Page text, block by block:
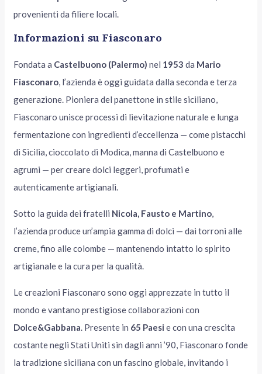
provenienti da filiere locali.
Informazioni su Fiasconaro
Fondata a Castelbuono (Palermo) nel 1953 da Mario
Fiasconaro, l’azienda è oggi guidata dalla seconda e terza
generazione. Pioniera del panettone in stile siciliano,
Fiasconaro unisce processi di lievitazione naturale e lunga
fermentazione con ingredienti d’eccellenza — come pistacchi
di Sicilia, cioccolato di Modica, manna di Castelbuono e
agrumi — per creare dolci leggeri, profumati e
autenticamente artigianali.
Sotto la guida dei fratelli Nicola, Fausto e Martino,
l’azienda produce un’ampia gamma di dolci — dai torroni alle
creme, fino alle colombe — mantenendo intatto lo spirito
artigianale e la cura per la qualità.
Le creazioni Fiasconaro sono oggi apprezzate in tutto il
mondo e vantano prestigiose collaborazioni con
Dolce&Gabbana. Presente in 65 Paesi e con una crescita
costante negli Stati Uniti sin dagli anni ’90, Fiasconaro fonde
la tradizione siciliana con un fascino globale, invitando i